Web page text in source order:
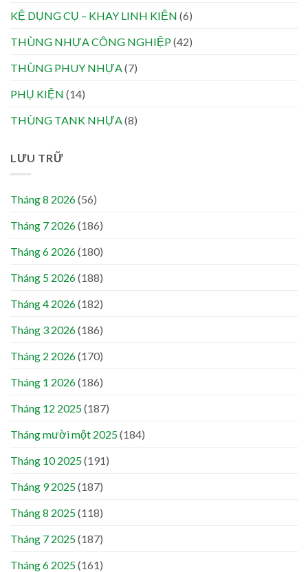
KỆ DỤNG CỤ – KHAY LINH KIỆN (6)
THÙNG NHỰA CÔNG NGHIỆP(42)
THÙNG PHUY NHỰA (7)
PHỤ KIỆN (14)
THÙNG TANK NHỰA (8)
LƯU TRỮ
Tháng 8 2026(56)
Tháng 7 2026(186)
Tháng 6 2026(180)
Tháng 5 2026(188)
Tháng 4 2026(182)
Tháng 3 2026(186)
Tháng 2 2026(170)
Tháng 1 2026(186)
Tháng 12 2025(187)
Tháng mười một 2025(184)
Tháng 10 2025(191)
Tháng 9 2025(187)
Tháng 8 2025(118)
Tháng 7 2025(187)
Tháng 6 2025(161)